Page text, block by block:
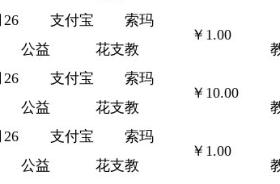
26
支付宝
公益
索玛
花支教
￥1.00
26
支付宝
公益
索玛
花支教
￥10.00
26
支付宝
公益
索玛
花支教
￥1.00